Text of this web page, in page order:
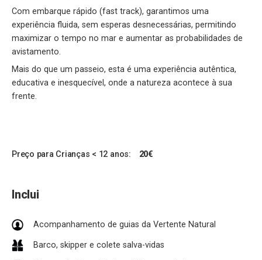
Com embarque rápido (fast track), garantimos uma
experiência fluida, sem esperas desnecessárias, permitindo
maximizar o tempo no mar e aumentar as probabilidades de
avistamento.
Mais do que um passeio, esta é uma experiência autêntica,
educativa e inesquecível, onde a natureza acontece à sua
frente.
Preço para Crianças < 12 anos: 20€
Inclui
Acompanhamento de guias da Vertente Natural
Barco, skipper e colete salva-vidas